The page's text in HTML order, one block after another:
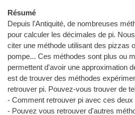
Résumé
Depuis l'Antiquité, de nombreuses
pour calculer les décimales de pi.
citer une méthode utilisant des pizzas
pompe... Ces méthodes sont plus ou
permettent d'avoir une approximation
est de trouver des méthodes
retrouver pi. Pouvez-vous trouver de
- Comment retrouver pi avec ces
- Pouvez vous retrouver d'autres